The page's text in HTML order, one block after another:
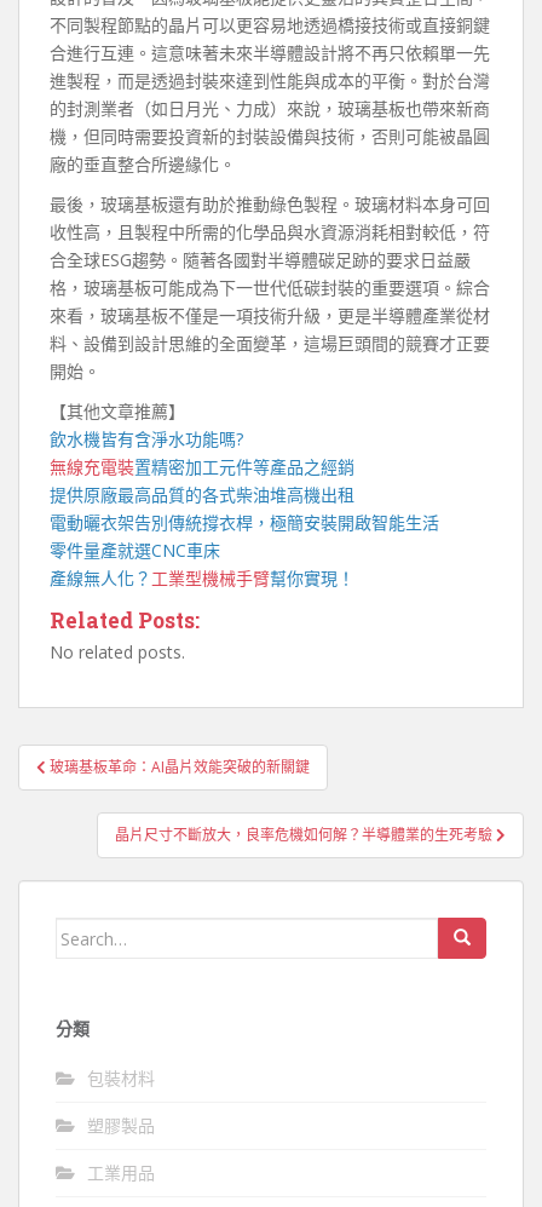
不同製程節點的晶片可以更容易地透過橋接技術或直接銅鍵
合進行互連。這意味著未來半導體設計將不再只依賴單一先
進製程，而是透過封裝來達到性能與成本的平衡。對於台灣
的封測業者（如日月光、力成）來說，玻璃基板也帶來新商
機，但同時需要投資新的封裝設備與技術，否則可能被晶圓
廠的垂直整合所邊緣化。
最後，玻璃基板還有助於推動綠色製程。玻璃材料本身可回
收性高，且製程中所需的化學品與水資源消耗相對較低，符
合全球ESG趨勢。隨著各國對半導體碳足跡的要求日益嚴
格，玻璃基板可能成為下一世代低碳封裝的重要選項。綜合
來看，玻璃基板不僅是一項技術升級，更是半導體產業從材
料、設備到設計思維的全面變革，這場巨頭間的競賽才正要
開始。
【其他文章推薦】
飲水機皆有含淨水功能嗎?
無線充電裝置精密加工元件等產品之經銷
提供原廠最高品質的各式柴油堆高機出租
電動曬衣架告別傳統撐衣桿，極簡安裝開啟智能生活
零件量產就選CNC車床
產線無人化？ 工業型機械手臂幫你實現！
Related Posts:
No related posts.
文
章
玻璃基板革命：AI晶片效能突破的新關鍵
晶片尺寸不斷放大，良率危機如何解？半導體業的生死考驗
Search
分類
包裝材料
塑膠製品
工業用品